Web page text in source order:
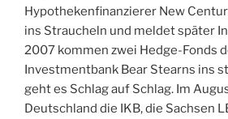
Hypothekenfinanzierer New
ins Straucheln und meldet später
2007 kommen zwei Hedge-Fonds
Investmentbank Bear Stearns ins
geht es Schlag auf Schlag. Im
Deutschland die IKB, die Sachsen